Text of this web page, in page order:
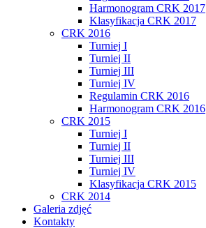
Harmonogram CRK 2017
Klasyfikacja CRK 2017
CRK 2016
Turniej I
Turniej II
Turniej III
Turniej IV
Regulamin CRK 2016
Harmonogram CRK 2016
CRK 2015
Turniej I
Turniej II
Turniej III
Turniej IV
Klasyfikacja CRK 2015
CRK 2014
Galeria zdjęć
Kontakty